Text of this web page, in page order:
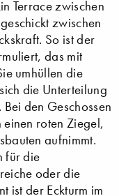
Terrace zwischen
zwischen
So ist der
das mit
umhüllen die
die Unterteilung
den Geschossen
roten Ziegel,
aufnimmt.
für die
oder die
ist der Eckturm im